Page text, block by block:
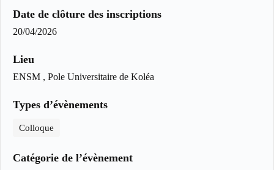
Date de clôture des inscriptions
20/04/2026
Lieu
ENSM , Pole Universitaire de Koléa
Types d’évènements
Colloque
Catégorie de l’évènement